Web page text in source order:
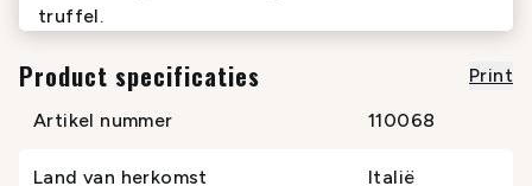
truffel.
Product specificaties
Print
Artikel nummer
110068
Land van herkomst Italië